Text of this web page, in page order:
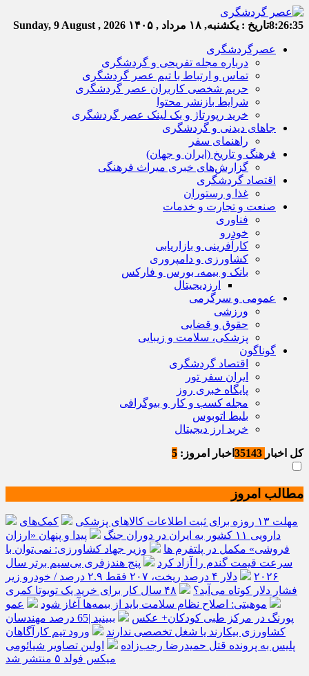
8:26:35تاریخ : یکشنبه, ۱۸ مرداد , ۱۴۰۵ Sunday, 9 August , 2026
عصرگردشگری
درباره مجله تفریحی و گردشگری
تماس و ارتباط با تیم عصر گردشگری
حریم شخصی کاربران عصر گردشگری
شرایط بازنشر محتوا
خرید رپورتاژ و بک لینک عصر گردشگری
جاهای دیدنی و گردشگری
راهنمای سفر
فرهنگ و تاریخ (ایران و جهان)
گزارش‌های خبری میراث فرهنگی
اقتصاد گردشگری
غذا و رستوران
صنعت و تجارت و خدمات
فناوری
خودرو
کارآفرینی و بازاریابی
کشاورزی و دامپروری
بانک و بیمه، بورس و فارکس
ارزدیجیتال
عمومی و سرگرمی
ورزشی
حقوق و قضایی
پزشکی، سلامت و زیبایی
گوناگون
اقتصاد گردشگری
ایران سفر تور
پایگاه خبری روز
مجله کسب و کار و بیوگرافی
بلیط اتوبوس
خرید ارز دیجیتال
کل اخبار اخبار امروز: 5
مطالب امروز
مهلت ۱۳ روزه برای ثبت اطلاعات کالاهای پزشکی
کمک‌های
دارویی ۱۱ کشور به ایران در دوران جنگ
پیدا و پنهان «ارزان
فروشی» مکمل در پلتفرم ها
وزیر جهاد کشاورزی: نمی‌توان با
سرعت قیمت گندم را آزاد کرد
پنج هندزفری بی‌سیم برتر سال
۲۰۲۶
دلار ۴ درصد ریخت، ۲۰۷ فقط ۲.۹ درصد / خودرو زیر
فشار دلار کوتاه می‌آید؟
۴۸ سال کار برای خرید یک تویوتا کمری
موهبتی: اصلاح نظام سلامت باید از بیمه‌ها آغاز شود
عمو
پورنگ در مرکز طبی کودکان+ عکس
ببینید |65 درصد مهندسان
کشاورزی بیکارند یا شغل تخصصی ندارند
ورود تیم کارآگاهان
پلیس به پرونده قتل حمیدرضا رجب‌زاده
اولین تصاویر شیائومی
میکس فولد ۵ منتشر شد